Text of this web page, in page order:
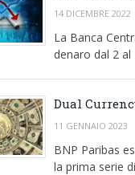
14 DICEMBRE 2022
La Banca
denaro dal 2
Dual
11 GENNAIO 2023
BNP Paribas
la prima serie